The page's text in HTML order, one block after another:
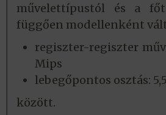
művelettípustól és a
függően modellenként
regiszter-regiszter
Mips
lebegőpontos osztás:
között.